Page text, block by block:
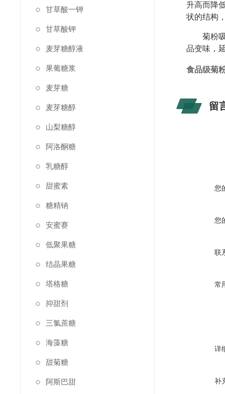
甘草酸一钾
甘草酸钾
麦芽糖醇液
果葡糖浆
麦芽糖
麦芽糖醇
山梨糖醇
阿洛酮糖
乳糖醇
甜蜜素
糖精钠
安蜜赛
低聚果糖
结晶果糖
塔格糖
抑甜剂
三氯蔗糖
海藻糖
甜菊糖
阿斯巴甜
升高而降
状的结构
菊粉
品变味，
食品级菊
留
您
您
联
常
详
补